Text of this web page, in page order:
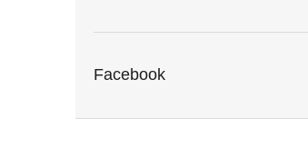
Facebook